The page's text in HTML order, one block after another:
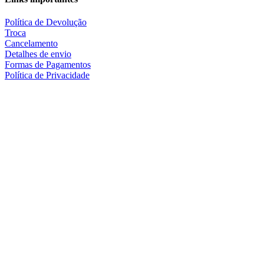
Política de Devolução
Troca
Cancelamento
Detalhes de envio
Formas de Pagamentos
Política de Privacidade